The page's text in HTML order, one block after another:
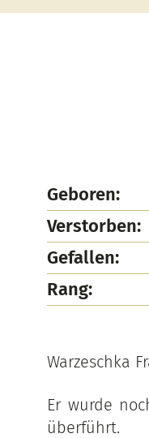
Geboren:
Verstorben:
Gefallen:
Rang:
Warzeschka
Er wurde
überführt.